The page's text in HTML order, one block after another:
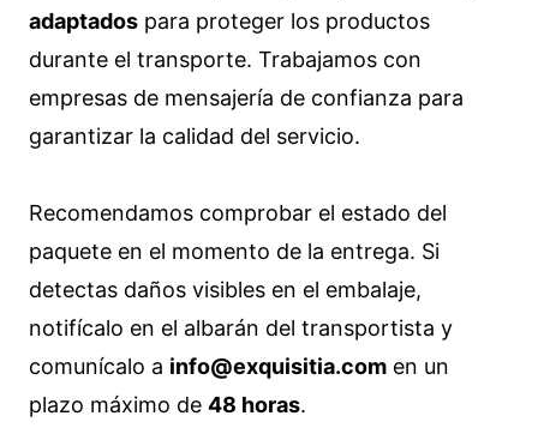
adaptados para proteger los productos
durante el transporte. Trabajamos con
empresas de mensajería de confianza para
garantizar la calidad del servicio.
Recomendamos comprobar el estado del
paquete en el momento de la entrega. Si
detectas daños visibles en el embalaje,
notifícalo en el albarán del transportista y
comunícalo a info@exquisitia.com en un
plazo máximo de 48 horas.